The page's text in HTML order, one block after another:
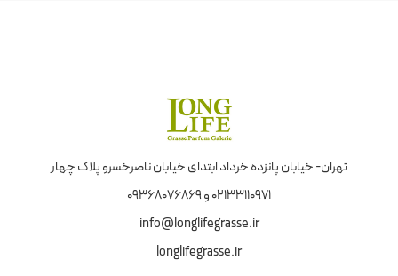
تهران- خیابان پانزده خرداد ابتدای خیابان ناصرخسرو پلاک چهار
02133110971 و 09368076869
info@longlifegrasse.ir
longlifegrasse.ir